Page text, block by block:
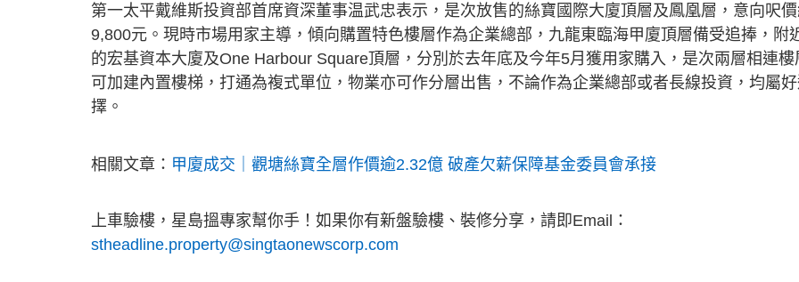
第一太平戴維斯投資部首席資深董事温武忠表示，是次放售的絲寶國際大廈頂層及鳳凰層，意向呎
9,800元。現時市場用家主導，傾向購置特色樓層作為企業總部，九龍東臨海甲廈頂層備受追捧，附
的宏基資本大廈及One Harbour Square頂層，分別於去年底及今年5月獲用家購入，是次兩層相連樓
可加建內置樓梯，打通為複式單位，物業亦可作分層出售，不論作為企業總部或者長線投資，均屬
擇。
相關文章： 甲廈成交｜觀塘絲寶全層作價逾2.32億 破產欠薪保障基金委員會承接
上車驗樓，星島搵專家幫你手！如果你有新盤驗樓、裝修分享，請即Email：
stheadline.property@singtaonewscorp.com